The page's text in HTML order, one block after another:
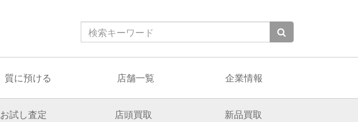
質に預ける 店舗一覧 企業情報
お試し査定 店頭買取 新品買取